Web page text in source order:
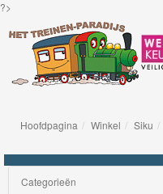
?>
Brio
Hoofdpagina
Winkel Siku
Categorieën